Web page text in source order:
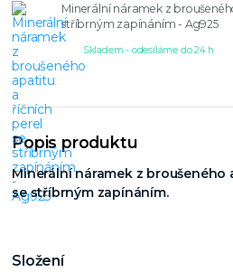
Minerální náramek z
stříbrným zapínáním - Ag925
Skladem - odesíláme do 24 h
Popis produktu
Minerální náramek z broušeného
se stříbrným zapínáním.
Složení